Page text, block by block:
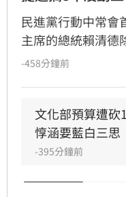
民進黨行動中常會
主席的總統賴清德
人何欣純，也點出
的破口；一條藍
盧秀燕時，中央
年，路線不斷的
-458分鐘前
文化部預算遭砍
惇涵要藍白三思
-395分鐘前